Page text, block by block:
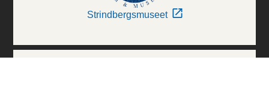
Strindbergsmuseet